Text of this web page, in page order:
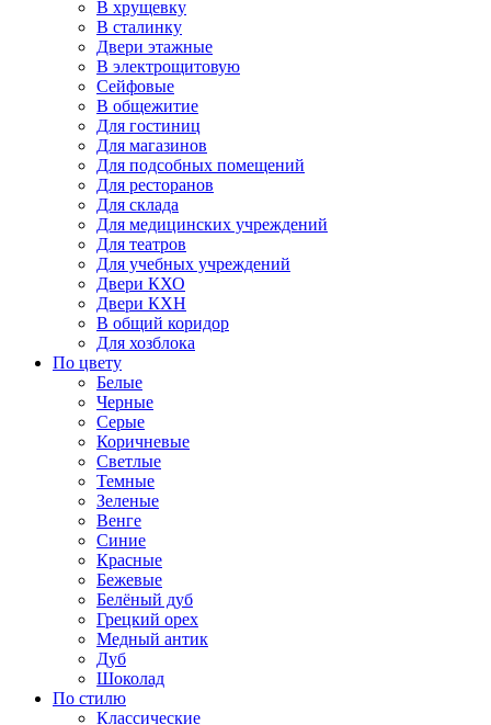
В хрущевку
В сталинку
Двери этажные
В электрощитовую
Сейфовые
В общежитие
Для гостиниц
Для магазинов
Для подсобных помещений
Для ресторанов
Для склада
Для медицинских учреждений
Для театров
Для учебных учреждений
Двери КХО
Двери КХН
В общий коридор
Для хозблока
По цвету
Белые
Черные
Серые
Коричневые
Светлые
Темные
Зеленые
Венге
Синие
Красные
Бежевые
Белёный дуб
Грецкий орех
Медный антик
Дуб
Шоколад
По стилю
Классические